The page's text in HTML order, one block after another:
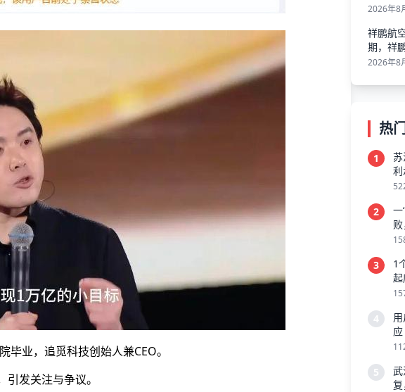
业，追觅科技创始人兼CEO。
发关注与争议。
2026年8
祥鹏航
期，祥
元并致
2026年8
热
1
苏
2
一
3
1
起
4
应
5
复